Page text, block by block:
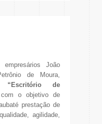
João
de Moura,
“Escritório de
o objetivo de
prestação de
agilidade,